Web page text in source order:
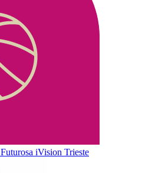
Futurosa iVision Trieste